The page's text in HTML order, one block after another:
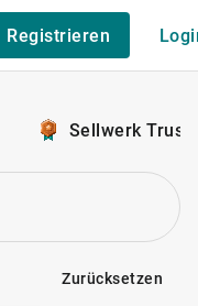
Registrieren
Sellwerk
Zurücksetzen